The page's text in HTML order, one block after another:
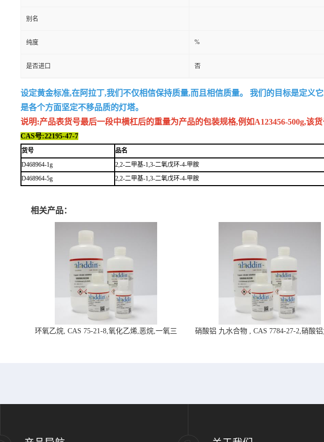
别名
纯度 %
是否进口 否
设定黄金标准,在阿拉丁,我们不仅相信保持质量,而且相信质量。 我们的目标是定
是各个方面坚定不移品质的灯塔。
说明:产品表货号最后一段中横杠后的重量为产品的包装规格,例如A123456-500g,该货
CAS号:22195-47-7
货号 品名
D468964-1g
2,2-二甲基-1,3-二氧戊环-4-甲胺
D468964-5g
2,2-二甲基-1,3-二氧戊环-4-甲胺
相关产品：
环氧乙烷, CAS 75-21-8,氧化乙烯,恶烷,一氧三
硝酸铝 九水合物 , CAS 7784-27-2,硝酸